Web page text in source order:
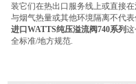
装它们在热出口服务线上或直接
与烟气热量或其他环境隔离不代
进口WATTS纯压溢流阀740系列
全标准/地方规范.